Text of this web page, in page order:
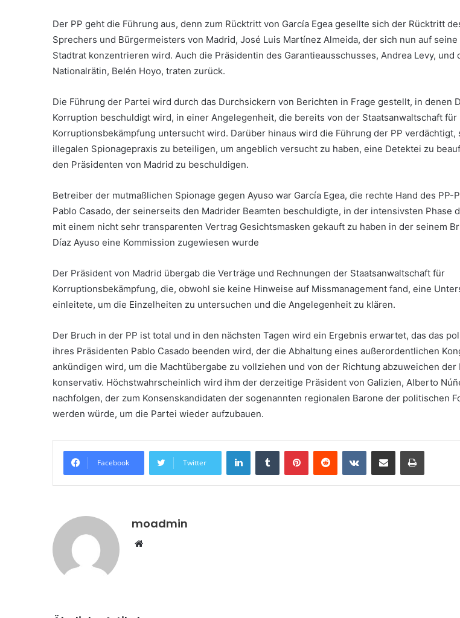
Der PP geht die Führung aus, denn zum Rücktritt von García Egea gesellte sich der Rücktritt
Sprechers und Bürgermeisters von Madrid, José Luis Martínez Almeida, der sich nun auf
Stadtrat konzentrieren wird. Auch die Präsidentin des Garantieausschusses, Andrea Levy, und
Nationalrätin, Belén Hoyo, traten zurück.
Die Führung der Partei wird durch das Durchsickern von Berichten in Frage gestellt, in denen
Korruption beschuldigt wird, in einer Angelegenheit, die bereits von der Staatsanwaltschaft für
Korruptionsbekämpfung untersucht wird. Darüber hinaus wird die Führung der PP verdächtigt,
illegalen Spionagepraxis zu beteiligen, um angeblich versucht zu haben, eine Detektei zu
den Präsidenten von Madrid zu beschuldigen.
Betreiber der mutmaßlichen Spionage gegen Ayuso war García Egea, die rechte Hand des PP-
Pablo Casado, der seinerseits den Madrider Beamten beschuldigte, in der intensivsten Phase
mit einem nicht sehr transparenten Vertrag Gesichtsmasken gekauft zu haben in der seinem
Díaz Ayuso eine Kommission zugewiesen wurde
Der Präsident von Madrid übergab die Verträge und Rechnungen der Staatsanwaltschaft für
Korruptionsbekämpfung, die, obwohl sie keine Hinweise auf Missmanagement fand, eine
einleitete, um die Einzelheiten zu untersuchen und die Angelegenheit zu klären.
Der Bruch in der PP ist total und in den nächsten Tagen wird ein Ergebnis erwartet, das das
ihres Präsidenten Pablo Casado beenden wird, der die Abhaltung eines außerordentlichen
ankündigen wird, um die Machtübergabe zu vollziehen und von der Richtung abzuweichen der
konservativ. Höchstwahrscheinlich wird ihm der derzeitige Präsident von Galizien, Alberto
nachfolgen, der zum Konsenskandidaten der sogenannten regionalen Barone der politischen
werden würde, um die Partei wieder aufzubauen.
Facebook Twitter
LinkedInTumblr PinterestReddit VKontakte
Teile per E-Mail Drucken
moadmin
Webseite